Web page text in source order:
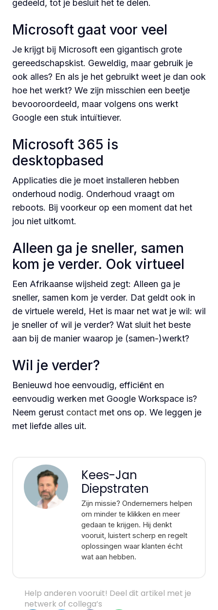
gedeeld, tot je besluit het te delen.
Microsoft gaat voor veel
Je krijgt bij Microsoft een gigantisch grote
gereedschapskist. Geweldig, maar gebruik je
ook alles? En als je het gebruikt weet je dan ook
hoe het werkt? We zijn misschien een beetje
bevooroordeeld, maar volgens ons werkt
Google een stuk intuïtiever.
Microsoft 365 is
desktopbased
Applicaties die je moet installeren hebben
onderhoud nodig. Onderhoud vraagt om
reboots. Bij voorkeur op een moment dat het
jou niet uitkomt.
Alleen ga je sneller, samen
kom je verder. Ook virtueel
Een Afrikaanse wijsheid zegt: Alleen ga je
sneller, samen kom je verder. Dat geldt ook in
de virtuele wereld, Het is maar net wat je wil: wil
je sneller of wil je verder? Wat sluit het beste
aan bij de manier waarop je (samen-)werkt?
Wil je verder?
Benieuwd hoe eenvoudig, efficiënt en
eenvoudig werken met Google Workspace is?
Neem gerust contact met ons op. We leggen je
met liefde alles uit.
Kees-Jan
Diepstraten
Zijn missie? Ondernemers helpen
om minder te klikken en meer
gedaan te krijgen. Hij denkt
vooruit, luistert scherp en regelt
oplossingen waar klanten écht
wat aan hebben.
Help anderen vooruit! Deel dit artikel met je
netwerk of collega’s